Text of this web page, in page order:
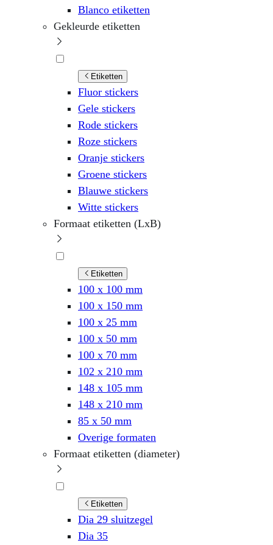
Blanco etiketten
Gekleurde etiketten
Etiketten
Fluor stickers
Gele stickers
Rode stickers
Roze stickers
Oranje stickers
Groene stickers
Blauwe stickers
Witte stickers
Formaat etiketten (LxB)
Etiketten
100 x 100 mm
100 x 150 mm
100 x 25 mm
100 x 50 mm
100 x 70 mm
102 x 210 mm
148 x 105 mm
148 x 210 mm
85 x 50 mm
Overige formaten
Formaat etiketten (diameter)
Etiketten
Dia 29 sluitzegel
Dia 35